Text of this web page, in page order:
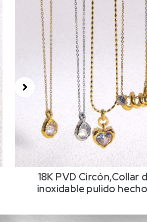
18K PVD Circón,Collar
inoxidable pulido